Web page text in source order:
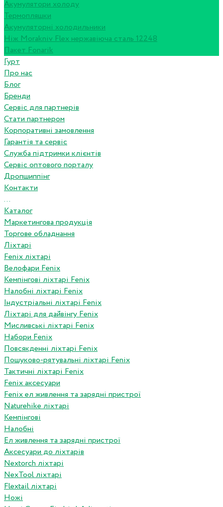
Акумулятори холоду
Термопляшки
Акумуляторні холодильники
Ніж Morakniv Flex нержавіюча сталь 12248
Пакет Fonarik
Гурт
Про нас
Блог
Бренди
Сервіс для партнерів
Стати партнером
Корпоративні замовлення
Гарантія та сервіс
Служба підтримки клієнтів
Сервіс оптового порталу
Дропшиппінг
Контакти
...
Каталог
Маркетингова продукція
Торгове обладнання
Ліхтарі
Fenix ліхтарі
Велофари Fenix
Кемпінгові ліхтарі Fenix
Налобні ліхтарі Fenix
Індустріальні ліхтарі Fenix
Ліхтарі для дайвінгу Fenix
Мисливські ліхтарі Fenix
Набори Fenix
Повсякденні ліхтарі Fenix
Пошуково-рятувальні ліхтарі Fenix
Тактичні ліхтарі Fenix
Fenix аксесуари
Fenix ел живлення та зарядні пристрої
Naturehike ліхтарі
Кемпінгові
Налобні
Ел живлення та зарядні пристрої
Аксесуари до ліхтарів
Nextorch ліхтарі
NexTool ліхтарі
Flextail ліхтарі
Ножі